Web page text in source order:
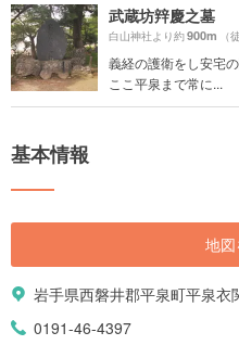
武蔵坊辡慶之墓
白山神社より約900m （
義経の護衛をし安宅
ここ平泉まで常に...
基本情報
地図
岩手県西磐井郡平泉町平泉衣
0191-46-4397